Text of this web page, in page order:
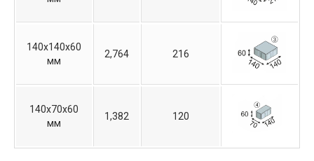
140х140х60
мм
2,764 216
140х70х60
мм
1,382 120